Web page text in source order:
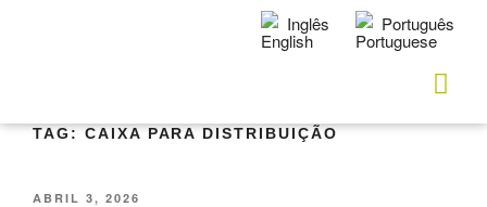
Inglês Português
TAG: CAIXA PARA DISTRIBUIÇÃO
ABRIL 3, 2026